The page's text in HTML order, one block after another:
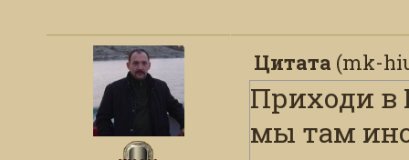
Цитата (mk-
Приходи в
мы там